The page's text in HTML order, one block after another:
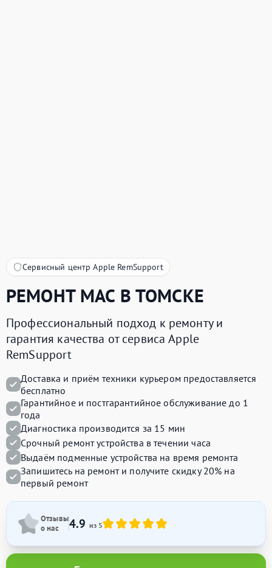
Сервисный центр Apple RemSupport
РЕМОНТ MAC В ТОМСКЕ
Профессиональный подход к ремонту и
гарантия качества от сервиса Apple
RemSupport
Доставка и приём техники курьером предоставляется
бесплатно
Гарантийное и постгарантийное обслуживание до 1
года
Диагностика производится за 15 мин
Срочный ремонт устройства в течении часа
Выдаём подменные устройства на время ремонта
Запишитесь на ремонт и получите скидку 20% на
первый ремонт
Отзывы
о нас
4.9 из 5